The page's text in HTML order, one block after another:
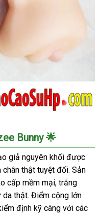
Bunny 🌟
giả nguyên khối được
thật tuyệt đối. Sản
cấp mềm mại, trắng
da thật. Điểm cộng lớn
định kỹ càng với các